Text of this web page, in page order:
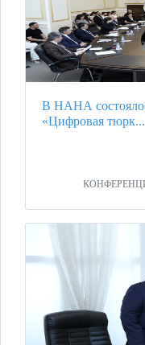
В НАНА
«Цифровая тюрк...